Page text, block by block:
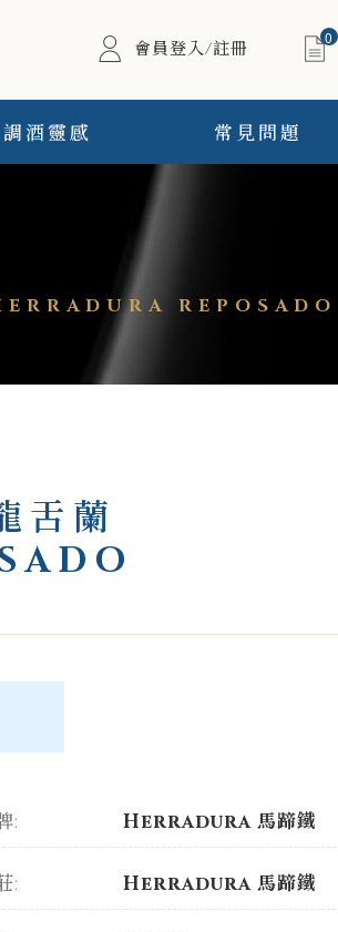
會員登入/註冊 0
調酒靈感 常見問題
REPOSADO
舌蘭
: Herradura 馬蹄鐵
: Herradura 馬蹄鐵